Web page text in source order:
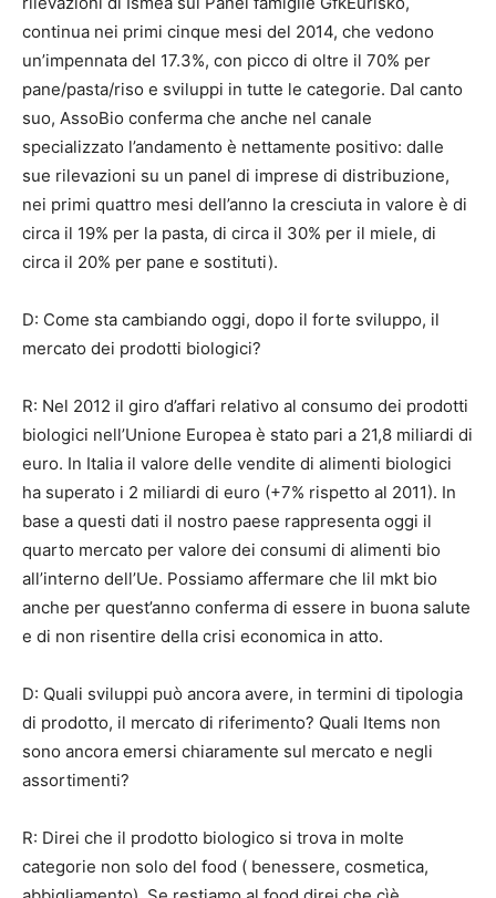
continua nei primi cinque mesi del 2014, che vedono
un’impennata del 17.3%, con picco di oltre il 70% per
pane/pasta/riso e sviluppi in tutte le categorie. Dal canto
suo, AssoBio conferma che anche nel canale
specializzato l’andamento è nettamente positivo: dalle
sue rilevazioni su un panel di imprese di distribuzione,
nei primi quattro mesi dell’anno la cresciuta in valore è di
circa il 19% per la pasta, di circa il 30% per il miele, di
circa il 20% per pane e sostituti).
D: Come sta cambiando oggi, dopo il forte sviluppo, il
mercato dei prodotti biologici?
R: Nel 2012 il giro d’affari relativo al consumo dei prodotti
biologici nell’Unione Europea è stato pari a 21,8 miliardi di
euro. In Italia il valore delle vendite di alimenti biologici
ha superato i 2 miliardi di euro (+7% rispetto al 2011). In
base a questi dati il nostro paese rappresenta oggi il
quarto mercato per valore dei consumi di alimenti bio
all’interno dell’Ue. Possiamo affermare che lil mkt bio
anche per quest’anno conferma di essere in buona salute
e di non risentire della crisi economica in atto.
D: Quali sviluppi può ancora avere, in termini di tipologia
di prodotto, il mercato di riferimento? Quali Items non
sono ancora emersi chiaramente sul mercato e negli
assortimenti?
R: Direi che il prodotto biologico si trova in molte
categorie non solo del food ( benessere, cosmetica,